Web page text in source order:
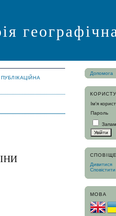
географічна
Допомога
Ім'я
Пароль
Дивитися
Сповістити
МОВА
ПУБЛІКАЦІЙНА